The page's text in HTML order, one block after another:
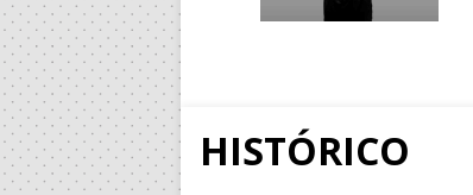
HISTÓRICO